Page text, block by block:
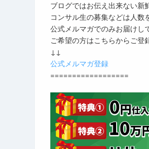
ブログではお伝え出来ない新
コンサル生の募集などは人数
公式メルマガでのみお届けし
ご希望の方はこちらからご登
↓↓
公式メルマガ登録
==================